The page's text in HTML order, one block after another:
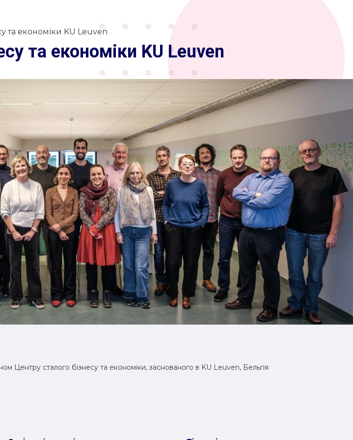
та економіки KU Leuven
та економіки KU Leuven
Центру сталого бізнесу та економіки, заснованого в KU Leuven, Бельгія